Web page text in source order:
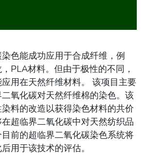
色能成功应用于合成纤维，例
PLA材料。但由于极性的不同，
用在天然纤维材料。 该项目主要
氧化碳对天然纤维棉的染色。该
料的改造以获得染色材料的共价
超临界二氧化碳中对天然纺织品
前的超临界二氧化碳染色系统将
用于该技术的评估。